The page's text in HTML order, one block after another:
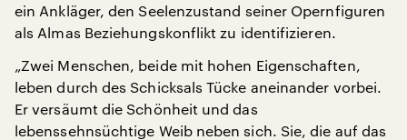
ein Ankläger, den Seelenzustand seiner Opernfiguren
als Almas Beziehungskonflikt zu identifizieren.
„Zwei Menschen, beide mit hohen Eigenschaften,
leben durch des Schicksals Tücke aneinander vorbei.
Er versäumt die Schönheit und das
lebenssehnsüchtige Weib neben sich. Sie, die auf das